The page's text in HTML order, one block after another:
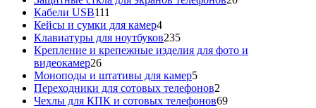
Кабели USB111
товаров
Кейсы и сумки для камер44
товара
Клавиатуры для ноутбуков235235
товаров
Крепление и крепежные изделия для фото и
видеокамер2626
товаров
Моноподы и штативы для камер55
товаров
Переходники для сотовых телефонов2
товара
Чехлы для КПК и сотовых телефонов6969